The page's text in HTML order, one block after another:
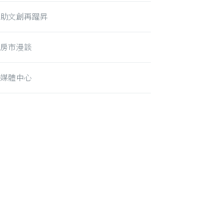
助文創再躍昇
房市漫談
媒體中心